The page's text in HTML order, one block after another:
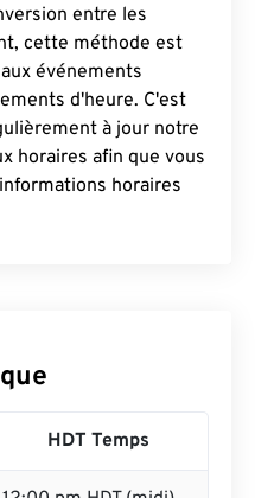
entre les
cette méthode est
événements
d'heure. C'est
à jour notre
horaires afin que vous
horaires
HDT Temps